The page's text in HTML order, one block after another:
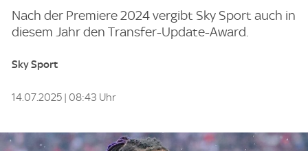
Nach der Premiere 2024 vergibt Sky Sport auch in
diesem Jahr den Transfer-Update-Award.
Sky Sport
14.07.2025 | 08:43 Uhr